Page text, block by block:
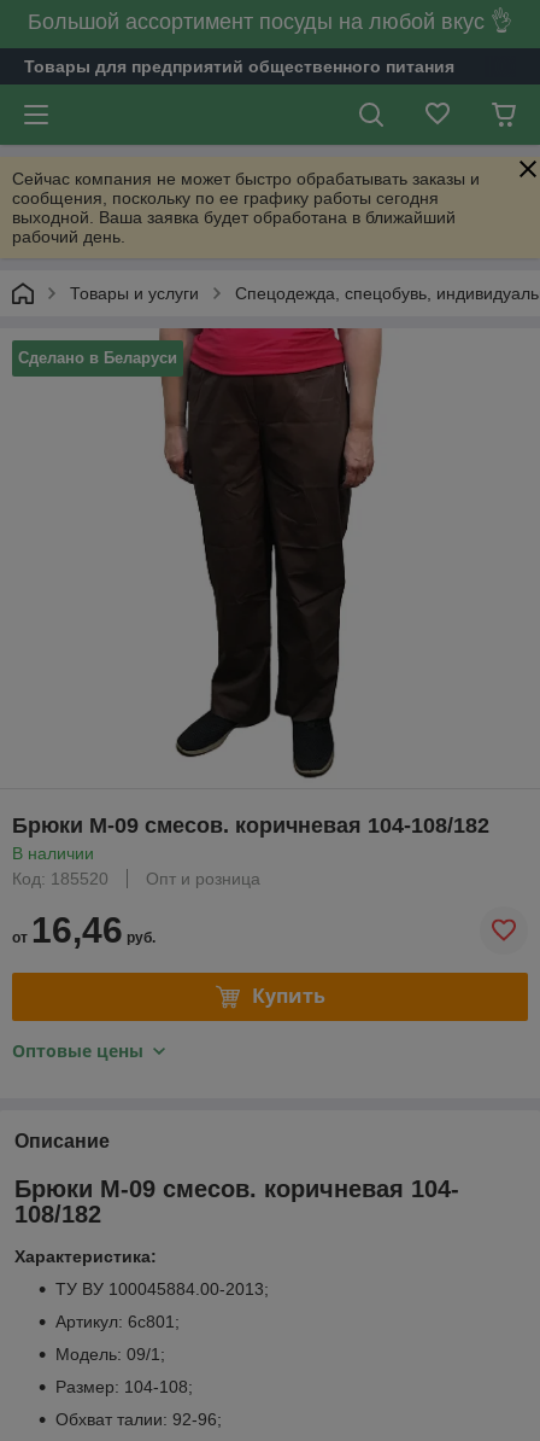
Большой ассортимент посуды на любой вкус 👌
Товары для предприятий общественного питания
Сейчас компания не может быстро обрабатывать заказы и
сообщения, поскольку по ее графику работы сегодня
выходной. Ваша заявка будет обработана в ближайший
рабочий день.
Товары и услуги Спецодежда, спецобувь,
Сделано в Беларуси
Брюки М-09 смесов. коричневая 104-108/182
В наличии
Код: 185520
Опт и розница
от 16,46 руб.
Купить
Оптовые цены
Описание
Брюки М-09 смесов. коричневая 104-
108/182
Характеристика:
ТУ ВУ 100045884.00-2013;
Артикул: 6с801;
Модель: 09/1;
Размер: 104-108;
Обхват талии: 92-96;